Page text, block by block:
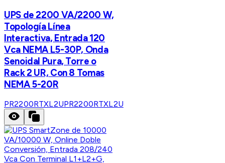
UPS de 2200 VA/2200 W,
Topología Línea
Interactiva, Entrada 120
Vca NEMA L5-30P, Onda
Senoidal Pura, Torre o
Rack 2 UR, Con 8 Tomas
NEMA 5-20R
PR2200RTXL2UPR2200RTXL2U